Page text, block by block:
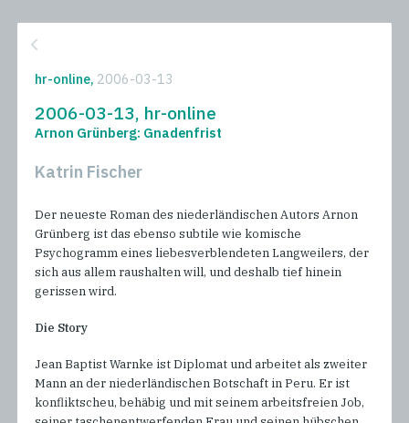
hr-online, 2006-03-13
2006-03-13, hr-online
Arnon Grünberg: Gnadenfrist
Katrin Fischer
Der neueste Roman des niederländischen Autors Arnon
Grünberg ist das ebenso subtile wie komische
Psychogramm eines liebesverblendeten Langweilers, der
sich aus allem raushalten will, und deshalb tief hinein
gerissen wird.
Die Story
Jean Baptist Warnke ist Diplomat und arbeitet als zweiter
Mann an der niederländischen Botschaft in Peru. Er ist
konfliktscheu, behäbig und mit seinem arbeitsfreien Job,